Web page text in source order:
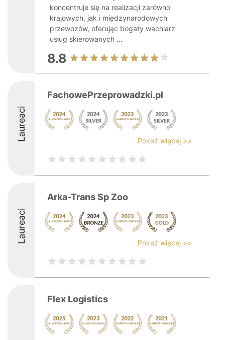
koncentruje się na realizacji zarówno
krajowych, jak i międzynarodowych
przewozów, oferując bogaty wachlarz
usług skierowanych ...
8.8
Laureaci
FachowePrzeprowadzki.pl
Pokaż więcej >>
Laureaci
Arka-Trans Sp Zoo
Pokaż więcej >>
Flex Logistics